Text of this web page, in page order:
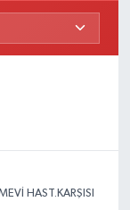
HAST.KARŞISI